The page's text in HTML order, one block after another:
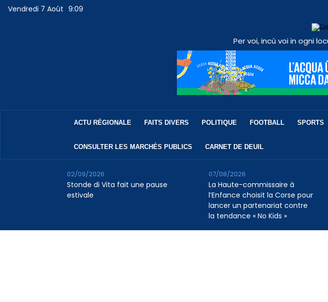
Vendredi 7 Août 9:09
Per voi, incù voi in ogni
ACTU RÉGIONALE FAITS DIVERS POLITIQUE FOOTBALL SPORTS
CONSULTER LES MARCHÉS PUBLICS CARNET DE DEUIL
Stonde di Vita fait une pause
estivale
02/09/2026
La Haute-commissaire à
l’Enfance choisit la Corse pour
lancer un partenariat contre
la tendance « No Kids »
07/08/2026